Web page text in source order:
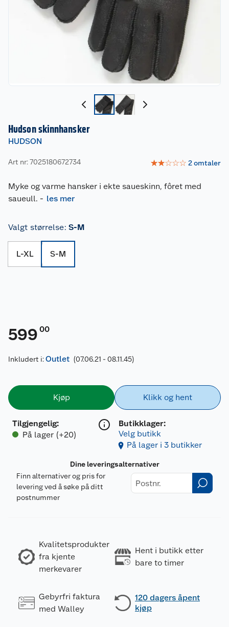
Hudson skinnhansker
HUDSON
Art nr: 7025180672734 ☆☆☆☆☆ 2omtaler
Myke og varme hansker i ekte saueskinn, fôret med
saueull. - les mer
Valgt størrelse: S-M
L-XL S-M
599 00
Inkludert i:Outlet (07.06.21 - 08.11.45)
Kjøp
Tilgjengelig:
På lager (+20)
Klikk og hent
Butikklager:
Velg butikk
På lager i 3 butikker
Dine leveringsalternativer
Finn alternativer og pris for
levering ved å søke på ditt
postnummer
Kvalitetsprodukter
fra kjente
merkevarer
Hent i butikk etter
bare to timer
Gebyrfri faktura
med Walley
120 dagers åpent
kjøp